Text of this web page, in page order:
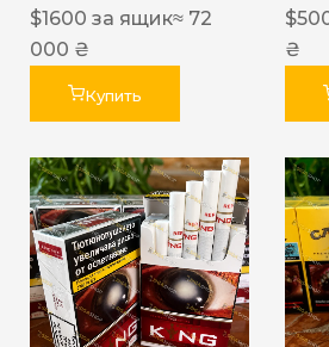
$1600 за ящик≈ 72
000 ₴
Купить
$
₴